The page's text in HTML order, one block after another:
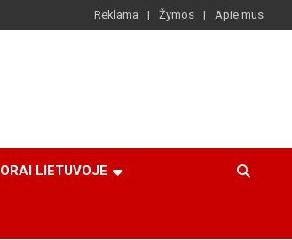
Reklama Žymos Apie mus
ORAI LIETUVOJE